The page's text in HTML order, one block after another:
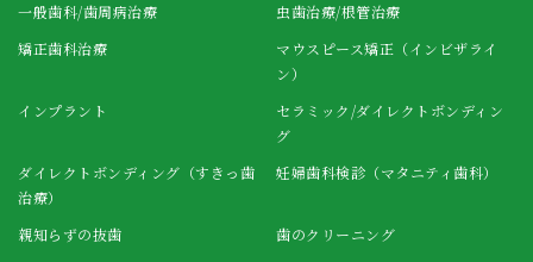
一般歯科/歯周病治療
虫歯治療/根管治療
矯正歯科治療
マウスピース矯正（インビザライ
ン）
インプラント
セラミック/ダイレクトボンディン
グ
ダイレクトボンディング（すきっ歯
治療）
妊婦歯科検診（マタニティ歯科）
親知らずの抜歯 歯のクリーニング